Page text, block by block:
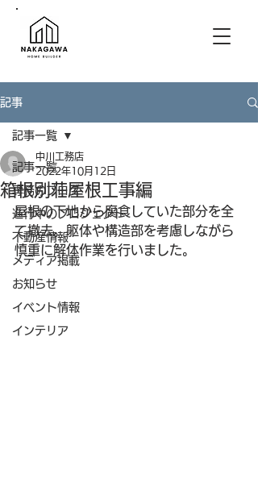
記事
記事一覧
専務のブログ
進行中のプロジェクト
不動産情報
メディア掲載
お知らせ
イベント情報
インテリア
記事一覧
箱根別荘屋根工事編
中川工務店
2022年10月12日
屋根の下地から腐食していた部分を全
て撤去。躯体や構造部を考慮しながら
慎重に解体作業を行いました。